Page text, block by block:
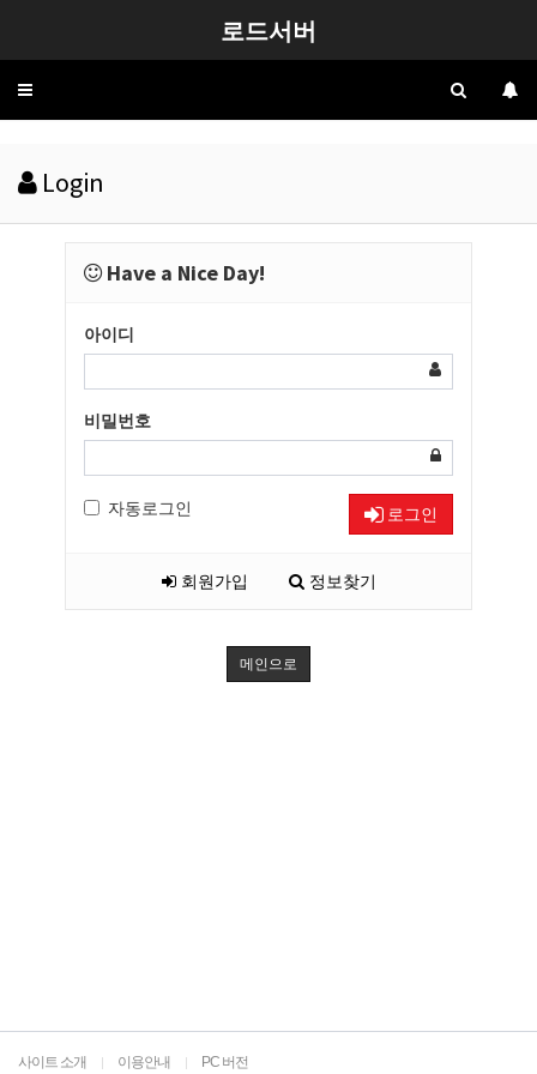
로드서버
Toggle
Login
Have a Nice Day!
아이디
비밀번호
자동로그인 로그인
회원가입 정보찾기
메인으로
사이트 소개 | 이용안내 | PC 버전